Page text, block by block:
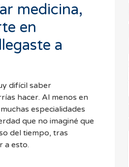
medicina,
en
a
difícil saber
hacer. Al menos en
especialidades
que no imaginé que
del tiempo, tras
a esto.